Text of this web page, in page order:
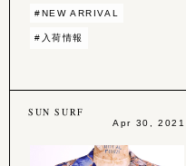
#NEW ARRIVAL
#入荷情報
SUN SURF
Apr 30, 2021